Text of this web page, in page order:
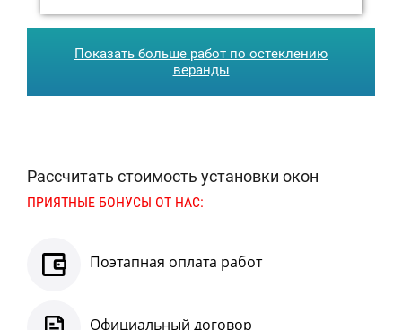
Показать больше работ по остеклению
веранды
Рассчитать стоимость установки окон
ПРИЯТНЫЕ БОНУСЫ ОТ НАС:
Поэтапная оплата работ
Официальный договор